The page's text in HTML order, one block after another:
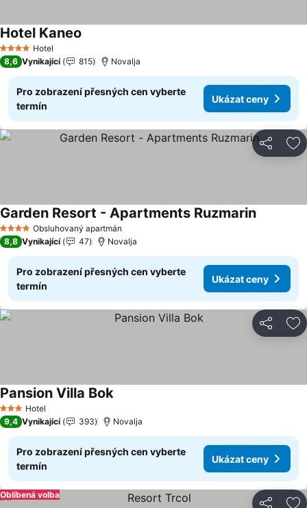
4 Počet hvězdiček
Hotel
Hotel Kaneo
8,6 Vynikající 815 Novalja
Pro zobrazení přesných cen vyberte
termín
Ukázat ceny
Sdílet
4 Počet hvězdiček
Obsluhovaný apartmán
Garden Resort - Apartments Ruzmarin
8,8 Vynikající 47 Novalja
Pro zobrazení přesných cen vyberte
termín
Ukázat ceny
Sdílet
3 Počet hvězdiček
Hotel
Pansion Villa Bok
9,4 Vynikající 393 Novalja
Pro zobrazení přesných cen vyberte
termín
Ukázat ceny
Oblíbená volba